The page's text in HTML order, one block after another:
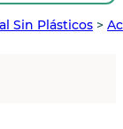
Sin Plásticos >